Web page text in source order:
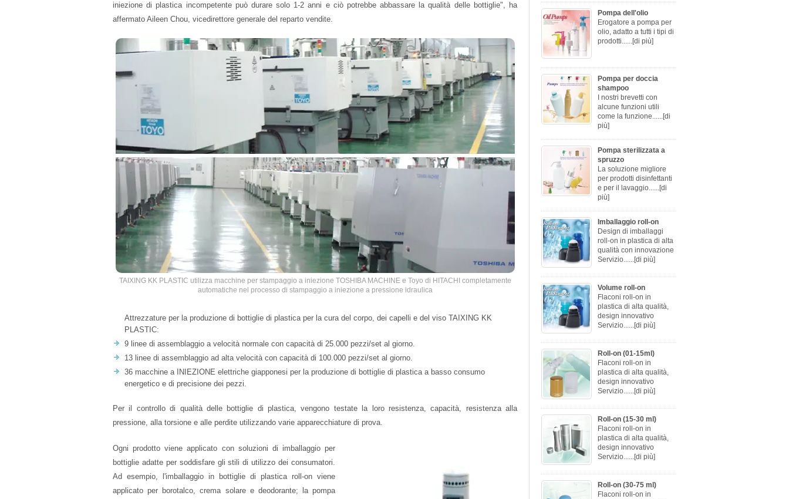
iniezione di plastica incompetente può durare solo 1-2 anni e ciò potrebbe abbassare la qualità delle bottiglie", ha
affermato Aileen Chou, vicedirettore generale del reparto vendite.
TAIXING KK PLASTIC utilizza macchine per stampaggio a iniezione TOSHIBA MACHINE e Toyo di HITACHI completamente
automatiche nel processo di stampaggio a iniezione a pressione idraulica
Attrezzature per la produzione di bottiglie di plastica per la cura del corpo, dei capelli e del viso TAIXING KK
PLASTIC:
9 linee di assemblaggio a velocità normale con capacità di 25.000 pezzi/set al giorno.
13 linee di assemblaggio ad alta velocità con capacità di 100.000 pezzi/set al giorno.
36 macchine a INIEZIONE elettriche giapponesi per la produzione di bottiglie di plastica a basso consumo
energetico e di precisione dei pezzi.
Per il controllo di qualità delle bottiglie di plastica, vengono testate la loro resistenza, capacità, resistenza alla
pressione, alla torsione e alle perdite utilizzando varie apparecchiature di prova.
Ogni prodotto viene applicato con soluzioni di imballaggio per
bottiglie adatte per soddisfare gli stili di utilizzo dei consumatori.
Ad esempio, l'imballaggio in bottiglie di plastica roll-on viene
applicato per borotalco, crema solare e deodorante; la pompa
Pompa dell'olio
Erogatore a pompa per
olio, adatto a tutti i tipi di
prodotti......[di più]
Pompa per doccia
shampoo
I nostri brevetti con
alcune funzioni utili
come la funzione......[di
più]
Pompa sterilizzata a
spruzzo
La soluzione migliore
per prodotti disinfettanti
e per il lavaggio......[di
più]
Imballaggio roll-on
Design di imballaggi
roll-on in plastica di alta
qualità con innovazione
Servizio......[di più]
Volume roll-on
Flaconi roll-on in
plastica di alta qualità,
design innovativo
Servizio......[di più]
Roll-on (01-15ml)
Flaconi roll-on in
plastica di alta qualità,
design innovativo
Servizio......[di più]
Roll-on (15-30 ml)
Flaconi roll-on in
plastica di alta qualità,
design innovativo
Servizio......[di più]
Roll-on (30-75 ml)
Flaconi roll-on in